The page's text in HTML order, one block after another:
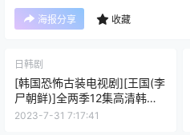
海报分享 收藏
日韩剧
[韩国恐怖古装电视剧][王国(李
尸朝鲜)]全两季12集高清韩语
中文字幕
2023-7-31 7:17:41